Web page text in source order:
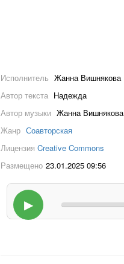
Исполнитель Жанна Вишнякова
Автор текста Надежда
Автор музыки Жанна Вишнякова
Жанр Соавторская
Лицензия Creative Commons
Размещено 23.01.2025 09:56
▶